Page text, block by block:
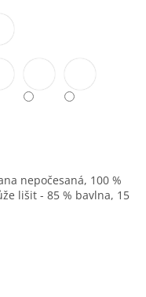
nepočesaná, 100 %
lišit - 85 % bavlna, 15